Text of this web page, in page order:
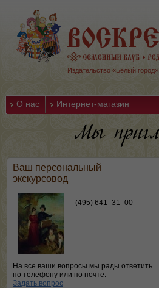
Издательство «Белый город»
О нас Интернет-магазин
Ваш персональный
экскурсовод
(495) 641–31–00
На все ваши вопросы мы рады ответить
по телефону или по почте.
Задать вопрос